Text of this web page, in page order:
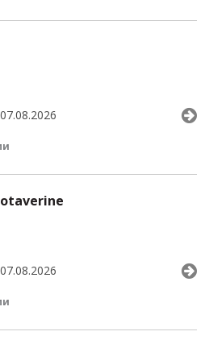
07.08.2026
07.08.2026